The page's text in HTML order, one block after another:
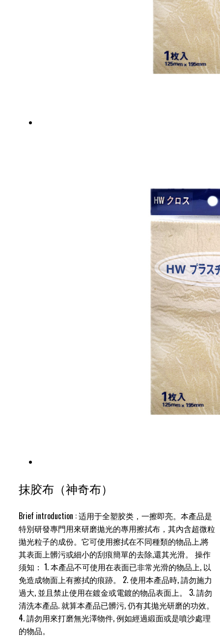
抹胶布（神奇布）
Brief introduction : 适用于全塑胶类，一擦即亮。本產品是
特別研發專門用來研磨拋光的專用擦拭布，其內含超微粒
拋光粒子的成份。它可使用擦拭在不同種類的物品上,將
其表面上髒污或細小的刮痕簡單的去除,還其光滑。 操作
须知： 1. 本產品不可使用在表面已非常光滑的物品上, 以
免造成物面上有擦拭的痕跡。 2. 使用本產品時, 請勿施力
過大, 並且禁止使用在鍍金或電鍍的物品表面上。 3. 請勿
清洗本產品. 就算本產品已髒污, 仍有其拋光研磨的功效。
4. 請勿用來打磨無光澤物件, 例如經過緞面或是噴沙處理
的物品。